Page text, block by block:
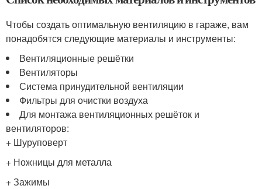
Чтобы создать оптимальную вентиляцию в гараже, вам
понадобятся следующие материалы и инструменты:
Вентиляционные решётки
Вентиляторы
Система принудительной вентиляции
Фильтры для очистки воздуха
Для монтажа вентиляционных решёток и
вентиляторов:
+ Шуруповерт
+ Ножницы для металла
+ Зажимы